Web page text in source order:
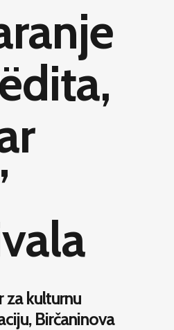
za kulturnu
Birčaninova